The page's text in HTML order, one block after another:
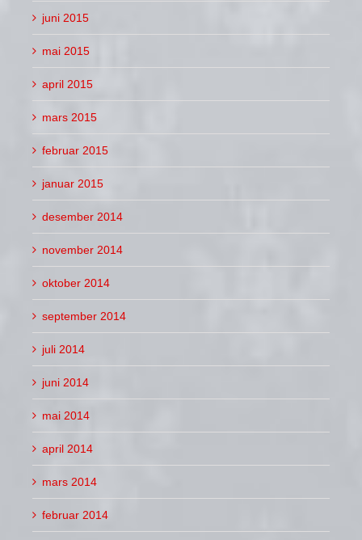
juni 2015
mai 2015
april 2015
mars 2015
februar 2015
januar 2015
desember 2014
november 2014
oktober 2014
september 2014
juli 2014
juni 2014
mai 2014
april 2014
mars 2014
februar 2014